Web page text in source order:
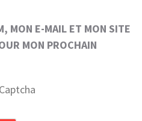
MON E-MAIL ET MON SITE
MON PROCHAIN